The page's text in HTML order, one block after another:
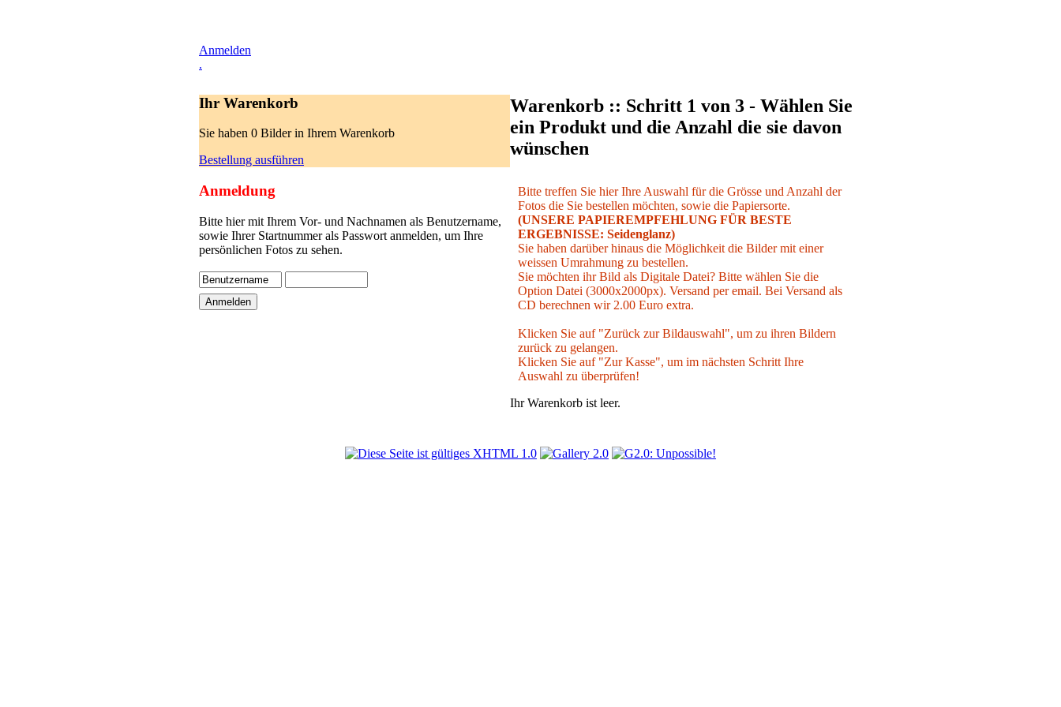
Anmelden
.
Ihr Warenkorb
Sie haben 0 Bilder in Ihrem Warenkorb
Bestellung ausführen
Anmeldung
Bitte hier mit Ihrem Vor- und Nachnamen als Benutzername,
sowie Ihrer Startnummer als Passwort anmelden, um Ihre
persönlichen Fotos zu sehen.
Warenkorb :: Schritt 1 von 3 - Wählen Sie
ein Produkt und die Anzahl die sie davon
wünschen
Bitte treffen Sie hier Ihre Auswahl für die Grösse und Anzahl der
Fotos die Sie bestellen möchten, sowie die Papiersorte.
(UNSERE PAPIEREMPFEHLUNG FÜR BESTE
ERGEBNISSE: Seidenglanz)
Sie haben darüber hinaus die Möglichkeit die Bilder mit einer
weissen Umrahmung zu bestellen.
Sie möchten ihr Bild als Digitale Datei? Bitte wählen Sie die
Option Datei (3000x2000px). Versand per email. Bei Versand als
CD berechnen wir 2.00 Euro extra.
Klicken Sie auf "Zurück zur Bildauswahl", um zu ihren Bildern
zurück zu gelangen.
Klicken Sie auf "Zur Kasse", um im nächsten Schritt Ihre
Auswahl zu überprüfen!
Ihr Warenkorb ist leer.